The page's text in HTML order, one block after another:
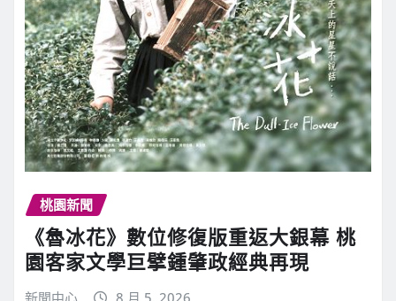
桃園新聞
《魯冰花》數位修復版重返大銀幕 桃
園客家文學巨擘鍾肇政經典再現